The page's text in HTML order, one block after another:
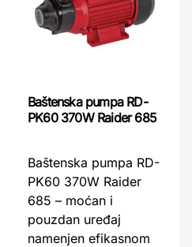
Baštenska pumpa RD-
PK60 370W Raider 685
Baštenska pumpa RD-
PK60 370W Raider
685 – moćan i
pouzdan uređaj
namenjen efikasnom